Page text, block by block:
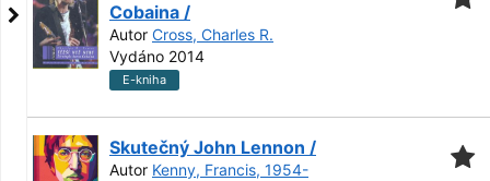
Cobaina /
Autor Cross, Charles R.
Vydáno 2014
E-kniha
Skutečný John Lennon /
Autor Kenny, Francis, 1954-